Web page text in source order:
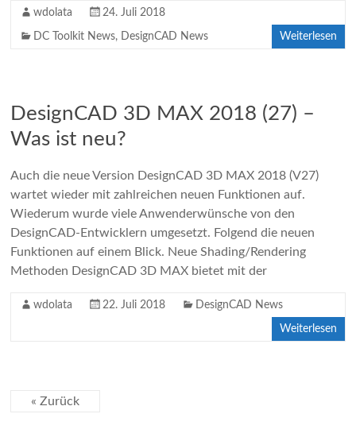
wdolata 24. Juli 2018
DC Toolkit News, DesignCAD News Weiterlesen
DesignCAD 3D MAX 2018 (27) –
Was ist neu?
Auch die neue Version DesignCAD 3D MAX 2018 (V27)
wartet wieder mit zahlreichen neuen Funktionen auf.
Wiederum wurde viele Anwenderwünsche von den
DesignCAD-Entwicklern umgesetzt. Folgend die neuen
Funktionen auf einem Blick. Neue Shading/Rendering
Methoden DesignCAD 3D MAX bietet mit der
wdolata 22. Juli 2018 DesignCAD News
Weiterlesen
« Zurück